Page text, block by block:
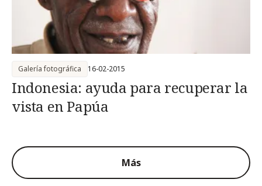
Indonesia: ayuda para recuperar la
vista en Papúa
Galería fotográfica 16-02-2015
Más